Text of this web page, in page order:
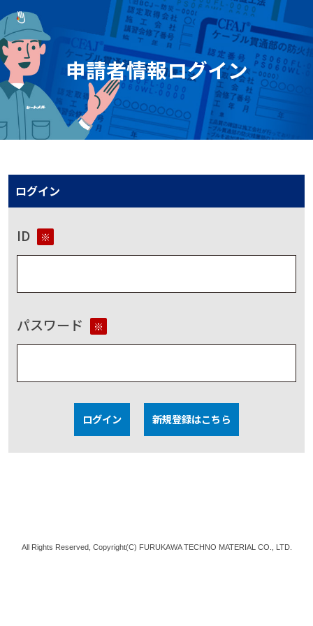
申請者情報ログイン
ログイン
ID ※
パスワード ※
ログイン 新規登録はこちら
All Rights Reserved, Copyright(C) FURUKAWA TECHNO MATERIAL CO., LTD.